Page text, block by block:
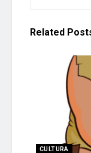
Related
CULTURA